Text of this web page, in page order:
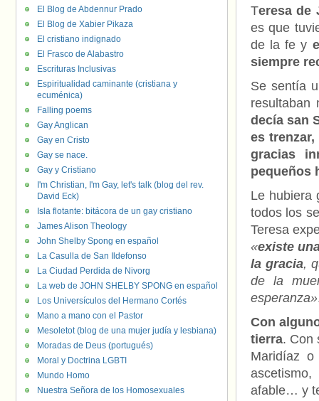
Teresa de
es que
de la fe y
siempre
Se sentía
resultaban
decía san
es
gracias
pequeños
Le hubiera
todos los
Teresa
«existe
la gracia,
de la
esperanza»
Con
tierra. Con
Maridíaz
afable… y
El Blog de Abdennur Prado
El Blog de Xabier Pikaza
El cristiano indignado
El Frasco de Alabastro
Escrituras Inclusivas
Espiritualidad caminante (cristiana y
ecuménica)
Falling poems
Gay Anglican
Gay en Cristo
Gay se nace.
Gay y Cristiano
I'm Christian, I'm Gay, let's talk (blog del rev.
David Eck)
Isla flotante: bitácora de un gay cristiano
James Alison Theology
John Shelby Spong en español
La Casulla de San Ildefonso
La Ciudad Perdida de Nivorg
La web de JOHN SHELBY SPONG en español
Los Universículos del Hermano Cortés
Mano a mano con el Pastor
Mesoletot (blog de una mujer judía y lesbiana)
Moradas de Deus (portugués)
Moral y Doctrina LGBTI
Mundo Homo
Nuestra Señora de los Homosexuales